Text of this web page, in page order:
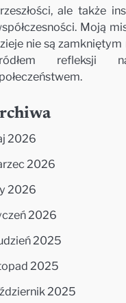
ale także
Moją
nie są zamkniętym
refleksji
2026
2026
2026
2026
2025
2025
2025